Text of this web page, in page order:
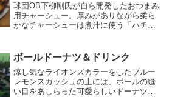
球団OB下柳剛氏が自ら開発したおつまみ
用チャーシュー。厚みがありながら柔ら
かなチャーシューは煮汁に使う「ハチミ
ク軒場所：球場外周 レフト側金額：800
円
ボールドーナツ＆ドリンク
涼し気なライオンズカラーをしたブルー
レモンスカッシュの上には、ボールの縫
い目をあしらった可愛らしいドーナツ。